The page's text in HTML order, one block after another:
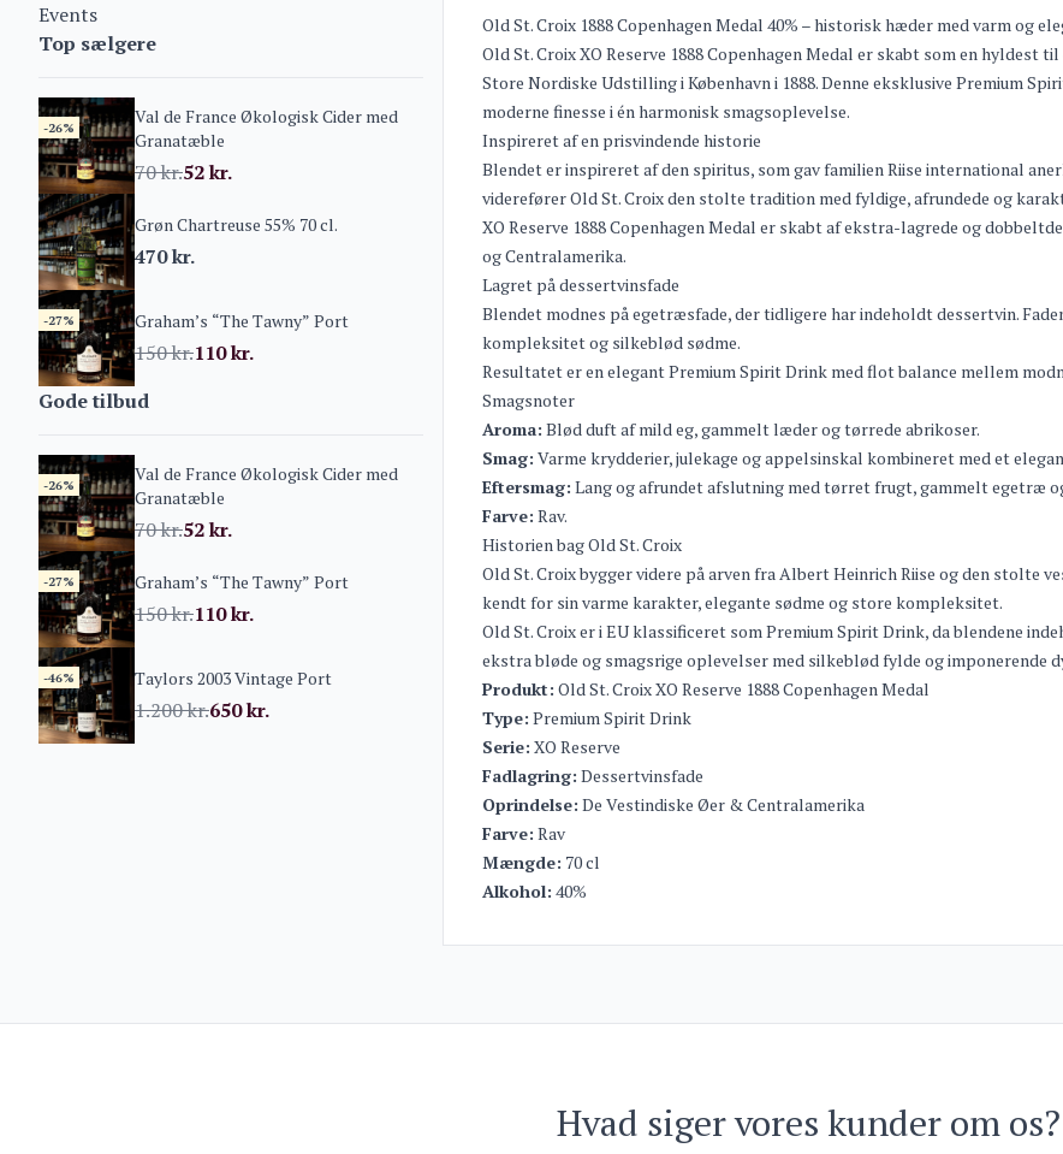
Events
Top sælgere
-26%
Val de France Økologisk Cider med
Granatæble
70kr.52kr.
Grøn Chartreuse 55% 70 cl.
470kr.
-27% Graham’s “The Tawny” Port
150kr.110kr.
Gode tilbud
-26%
Val de France Økologisk Cider med
Granatæble
70kr.52kr.
-27% Graham’s “The Tawny” Port
150kr.110kr.
-46% Taylors 2003 Vintage Port
1.200kr.650kr.
Old St. Croix 1888 Copenhagen Medal 40% – historisk hæder med varm og
Old St. Croix XO Reserve 1888 Copenhagen Medal er skabt som en hyldest
Store Nordiske Udstilling i København i 1888. Denne eksklusive Premium
moderne finesse i én harmonisk smagsoplevelse.
Inspireret af en prisvindende historie
Blendet er inspireret af den spiritus, som gav familien Riise international
viderefører Old St. Croix den stolte tradition med fyldige, afrundede og
XO Reserve 1888 Copenhagen Medal er skabt af ekstra-lagrede og
og Centralamerika.
Lagret på dessertvinsfade
Blendet modnes på egetræsfade, der tidligere har indeholdt dessertvin.
kompleksitet og silkeblød sødme.
Resultatet er en elegant Premium Spirit Drink med flot balance mellem
Smagsnoter
Aroma: Blød duft af mild eg, gammelt læder og tørrede abrikoser.
Smag: Varme krydderier, julekage og appelsinskal kombineret med et
Eftersmag: Lang og afrundet afslutning med tørret frugt, gammelt egetræ
Farve: Rav.
Historien bag Old St. Croix
Old St. Croix bygger videre på arven fra Albert Heinrich Riise og den stolte
kendt for sin varme karakter, elegante sødme og store kompleksitet.
Old St. Croix er i EU klassificeret som Premium Spirit Drink, da blendene
ekstra bløde og smagsrige oplevelser med silkeblød fylde og imponerende
Produkt: Old St. Croix XO Reserve 1888 Copenhagen Medal
Type: Premium Spirit Drink
Serie: XO Reserve
Fadlagring: Dessertvinsfade
Oprindelse: De Vestindiske Øer & Centralamerika
Farve: Rav
Mængde: 70 cl
Alkohol: 40%
Hvad siger vores kunder om os?